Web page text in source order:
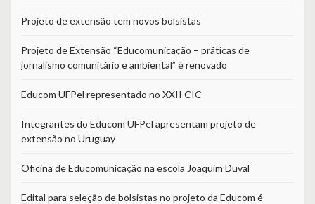
Projeto de extensão tem novos bolsistas
Projeto de Extensão “Educomunicação – práticas de
jornalismo comunitário e ambiental” é renovado
Educom UFPel representado no XXII CIC
Integrantes do Educom UFPel apresentam projeto de
extensão no Uruguay
Oficina de Educomunicação na escola Joaquim Duval
Edital para seleção de bolsistas no projeto da Educom é